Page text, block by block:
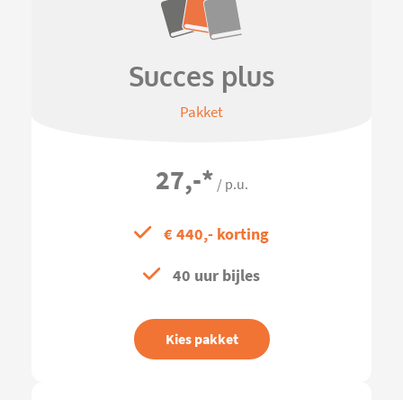
Succes plus
Pakket
27,-* / p.u.
€ 440,- korting
40 uur bijles
Kies pakket